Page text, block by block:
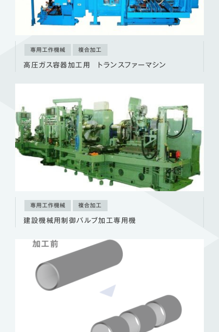
専用工作機械 複合加工
高圧ガス容器加工用 トランスファーマシン
専用工作機械 複合加工
建設機械用制御バルブ加工専用機